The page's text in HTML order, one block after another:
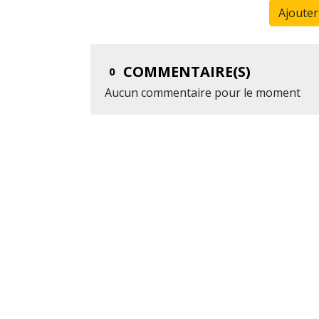
0 COMMENTAIRE(S)
Aucun commentaire pour le moment